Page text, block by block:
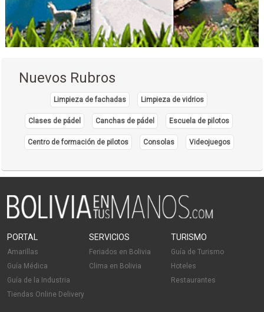
Nuevos Rubros
Limpieza de fachadas Limpieza de vidrios
Clases de pádel Canchas de pádel Escuela de pilotos
Centro de formación de pilotos Consolas Videojuegos
PORTAL
Amarillas
Guía Médica
Guía de la Industria
Tiendas Online Delivery
SERVICIOS
Feriados en Bolivia
Clima en Bolivia
TURISMO
Guía de Turismo
Hoteles
Restaurantes